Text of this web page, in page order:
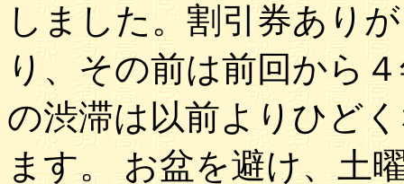
しました。割引券あり
り、その前は前回から
の渋滞は以前よりひど
ます。 お盆を避け、土